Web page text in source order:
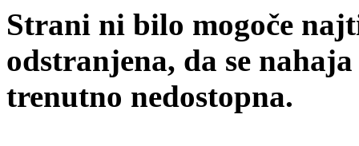
Strani ni bilo mogoče
odstranjena, da se
trenutno nedostopna.